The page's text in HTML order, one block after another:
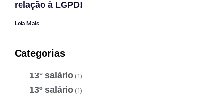
relação à LGPD!
Leia Mais
Categorias
13° salário (1)
13º salário (1)